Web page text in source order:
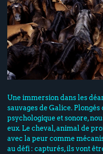
Une immersion dans les
sauvages de Galice.
psychologique et sonore,
eux. Le cheval, animal de
avec la peur comme
au défi : capturés, ils vont